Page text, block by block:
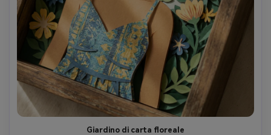
Giardino di carta floreale